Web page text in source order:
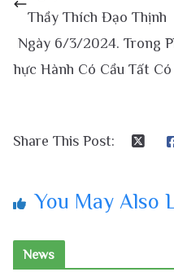
Thầy Thích Đạo Thịnh
Ngày 6/3/2024. Trong
hực Hành Có Cầu Tất
Share This Post:
You May Also
News